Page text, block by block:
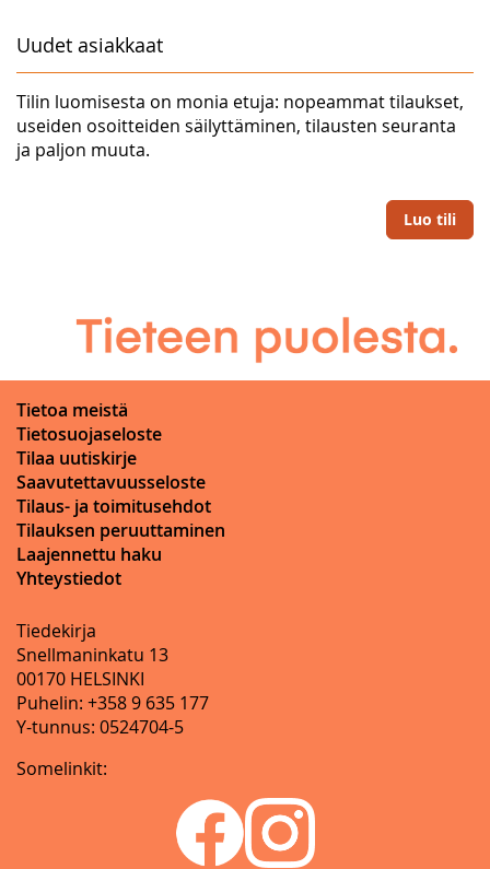
Uudet asiakkaat
Tilin luomisesta on monia etuja: nopeammat tilaukset,
useiden osoitteiden säilyttäminen, tilausten seuranta
ja paljon muuta.
Luo tili
Tietoa meistä
Tietosuojaseloste
Tilaa uutiskirje
Saavutettavuusseloste
Tilaus- ja toimitusehdot
Tilauksen peruuttaminen
Laajennettu haku
Yhteystiedot
Tiedekirja
Snellmaninkatu 13
00170 HELSINKI
Puhelin: +358 9 635 177
Y-tunnus: 0524704-5
Somelinkit: